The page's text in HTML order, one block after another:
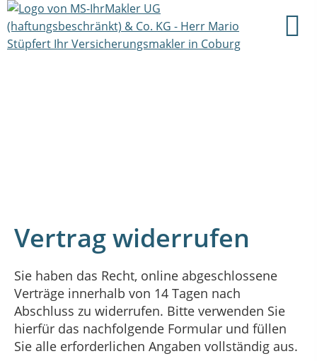
Vertrag widerrufen
Sie haben das Recht, online abgeschlossene
Verträge innerhalb von 14 Tagen nach
Abschluss zu widerrufen. Bitte verwenden Sie
hierfür das nachfolgende Formular und füllen
Sie alle erforderlichen Angaben vollständig aus.